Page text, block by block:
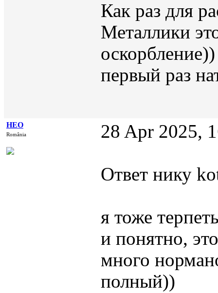
Как раз для
Металлики
первый раз
НЕО
România 28 Apr 2025,
Ответ нику
я тоже
и понятно,
много
полный))